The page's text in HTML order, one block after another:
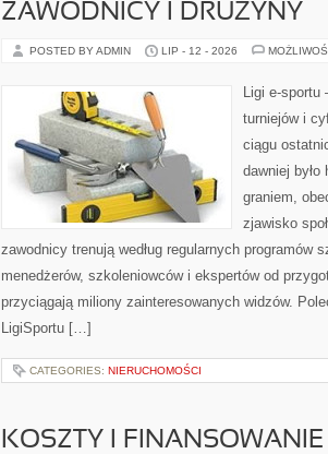
ZAWODNICY I DRUŻYNY
POSTED BY ADMIN LIP - 12 - 2026
Ligi e-sportu
turniejów i
ciągu
dawniej było
graniem,
zjawisko
zawodnicy trenują według regularnych programów
menedżerów, szkoleniowców i ekspertów od
przyciągają miliony zainteresowanych widzów.
LigiSportu […]
CATEGORIES: NIERUCHOMOŚCI
KOSZTY I FINANSOWANIE